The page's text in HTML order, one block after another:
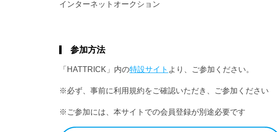
インターネットオークション
参加方法
「HATTRICK」内の特設サイト より、ご参加ください。
※必ず、事前に利用規約をご確認いただき、ご参加ください
※ご参加には、本サイトでの会員登録が別途必要です